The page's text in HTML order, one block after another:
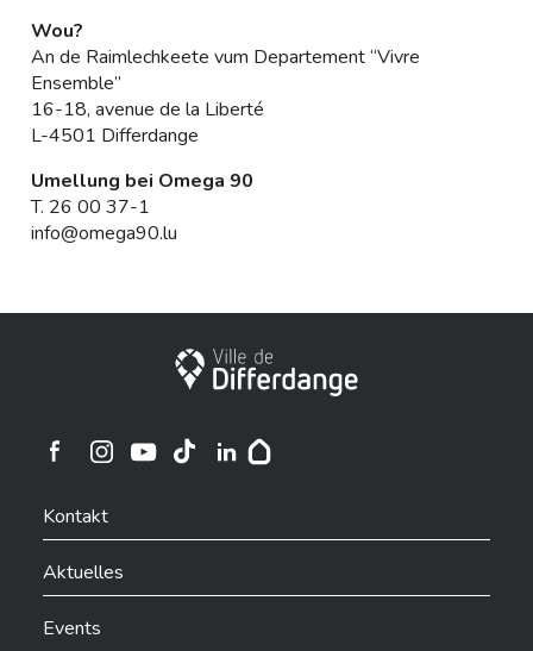
Wou?
An de Raimlechkeete vum Departement “Vivre
Ensemble”
16-18, avenue de la Liberté
L-4501 Differdange
Umellung bei Omega 90
T. 26 00 37-1
info@omega90.lu
Stadt Differdingen
Ville de Differdange sur Instagram
Kontakt
Aktuelles
Events